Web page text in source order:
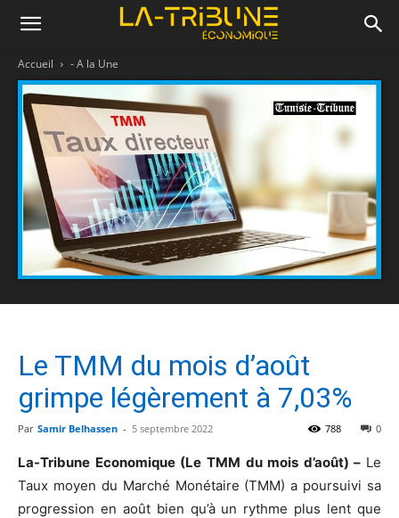
Accueil - A la Une
Le TMM du mois d’août
grimpe légèrement à 7,03%
Par Samir Belhassen - 5 septembre 2022 0
788
La-Tribune Economique (Le TMM du mois d’août) – Le
Taux moyen du Marché Monétaire (TMM) a poursuivi sa
progression en août bien qu’à un rythme plus lent que